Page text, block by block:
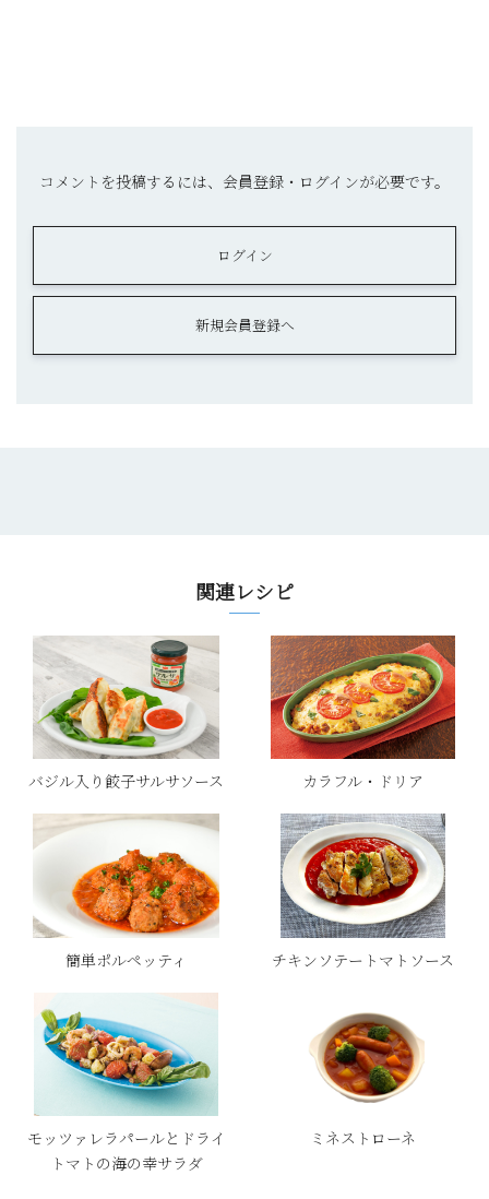
コメントを投稿するには、会員登録・ログインが必要です。
ログイン
新規会員登録へ
関連レシピ
バジル入り餃子サルサソース カラフル・ドリア
簡単ポルペッティ チキンソテートマトソース
モッツァレラパールとドライ
トマトの海の幸サラダ
ミネストローネ